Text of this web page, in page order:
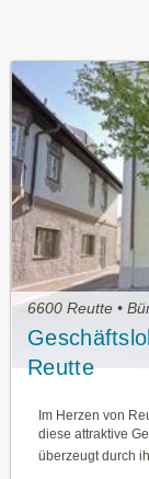
6600 Reutte •
Reutte
Im Herzen von
diese attraktive
überzeugt durch